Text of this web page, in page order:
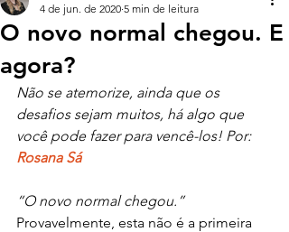
O novo normal chegou. E
agora?
4 de jun. de 2020 5 min de leitura
Não se atemorize, ainda que os
desafios sejam muitos, há algo que
você pode fazer para vencê-los! Por:
Rosana Sá
“O novo normal chegou.”
Provavelmente, esta não é a primeira